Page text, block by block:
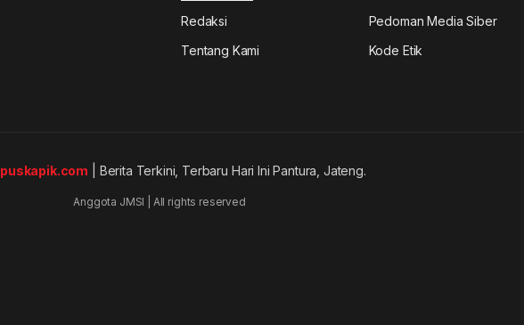
Redaksi
Tentang Kami
Pedoman Media Siber
Kode Etik
puskapik.com | Berita Terkini, Terbaru Hari Ini Pantura, Jateng.
Anggota JMSI | All rights reserved